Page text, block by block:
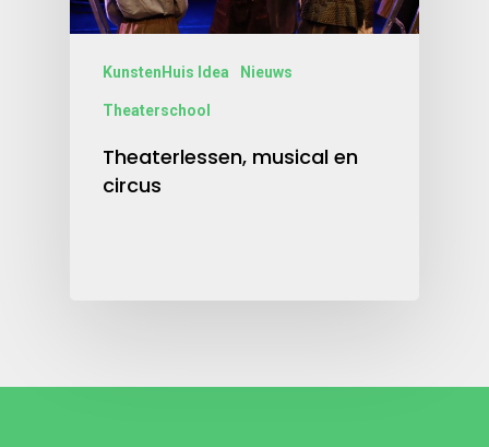
KunstenHuis Idea Nieuws
Theaterschool
Theaterlessen, musical en
circus